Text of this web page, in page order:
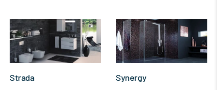
Strada Synergy